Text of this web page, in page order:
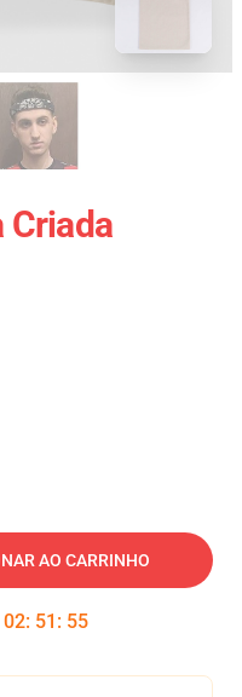
Criada
AO CARRINHO
02: 51 : 54